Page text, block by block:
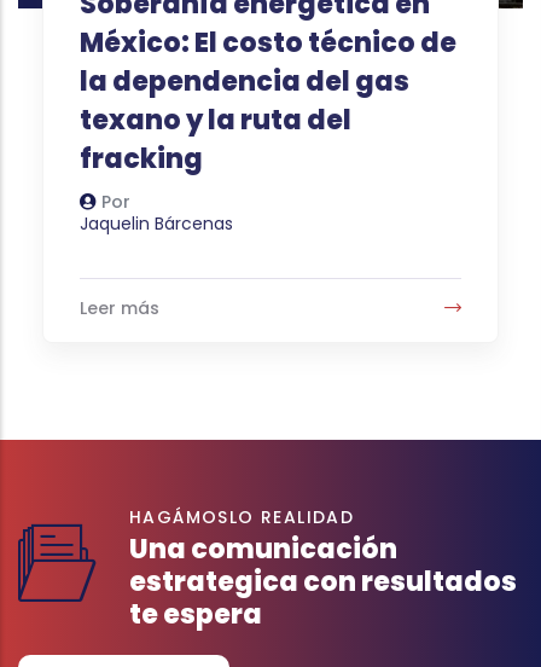
técnico de
del gas
del
HAGÁMOSLO REALIDAD
Una comunicación
estrategica con resultados
te espera